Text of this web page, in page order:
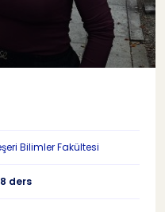
Bilimler Fakültesi
ders